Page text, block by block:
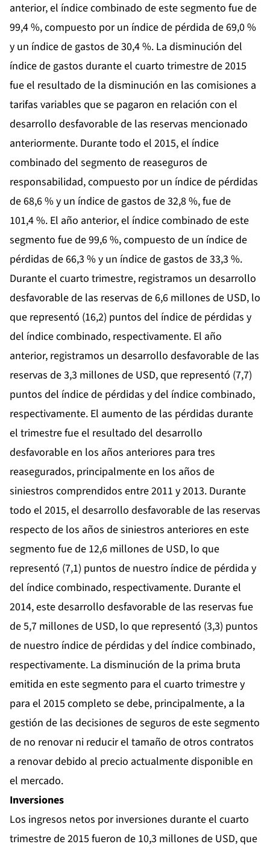
anterior, el índice combinado de este segmento fue de
99,4 %, compuesto por un índice de pérdida de 69,0 %
y un índice de gastos de 30,4 %. La disminución del
índice de gastos durante el cuarto trimestre de 2015
fue el resultado de la disminución en las comisiones a
tarifas variables que se pagaron en relación con el
desarrollo desfavorable de las reservas mencionado
anteriormente. Durante todo el 2015, el índice
combinado del segmento de reaseguros de
responsabilidad, compuesto por un índice de pérdidas
de 68,6 % y un índice de gastos de 32,8 %, fue de
101,4 %. El año anterior, el índice combinado de este
segmento fue de 99,6 %, compuesto de un índice de
pérdidas de 66,3 % y un índice de gastos de 33,3 %.
Durante el cuarto trimestre, registramos un desarrollo
desfavorable de las reservas de 6,6 millones de USD, lo
que representó (16,2) puntos del índice de pérdidas y
del índice combinado, respectivamente. El año
anterior, registramos un desarrollo desfavorable de las
reservas de 3,3 millones de USD, que representó (7,7)
puntos del índice de pérdidas y del índice combinado,
respectivamente. El aumento de las pérdidas durante
el trimestre fue el resultado del desarrollo
desfavorable en los años anteriores para tres
reasegurados, principalmente en los años de
siniestros comprendidos entre 2011 y 2013. Durante
todo el 2015, el desarrollo desfavorable de las reservas
respecto de los años de siniestros anteriores en este
segmento fue de 12,6 millones de USD, lo que
representó (7,1) puntos de nuestro índice de pérdida y
del índice combinado, respectivamente. Durante el
2014, este desarrollo desfavorable de las reservas fue
de 5,7 millones de USD, lo que representó (3,3) puntos
de nuestro índice de pérdidas y del índice combinado,
respectivamente. La disminución de la prima bruta
emitida en este segmento para el cuarto trimestre y
para el 2015 completo se debe, principalmente, a la
gestión de las decisiones de seguros de este segmento
de no renovar ni reducir el tamaño de otros contratos
a renovar debido al precio actualmente disponible en
el mercado.
Inversiones
Los ingresos netos por inversiones durante el cuarto
trimestre de 2015 fueron de 10,3 millones de USD, que